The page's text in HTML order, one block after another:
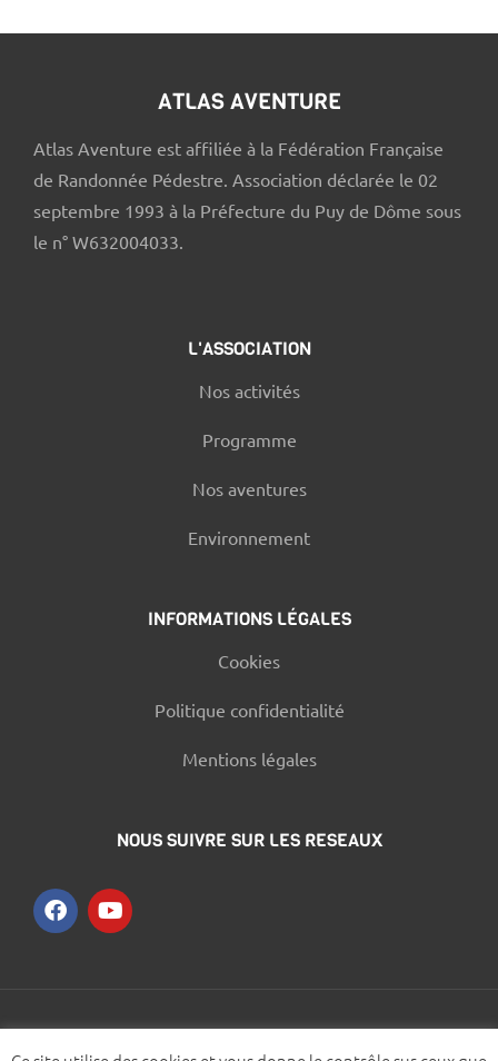
ATLAS AVENTURE
Atlas Aventure est affiliée à la Fédération Française
de Randonnée Pédestre. Association déclarée le 02
septembre 1993 à la Préfecture du Puy de Dôme sous
le n° W632004033.
L'ASSOCIATION
Nos activités
Programme
Nos aventures
Environnement
INFORMATIONS LÉGALES
Cookies
Politique confidentialité
Mentions légales
NOUS SUIVRE SUR LES RESEAUX
© 2021 – Designed byWOOMEET SAS